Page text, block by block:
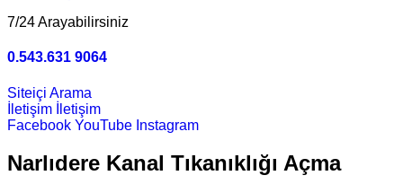
7/24 Arayabilirsiniz
0.543.631 9064
Siteiçi Arama
İletişim
İletişim
Facebook YouTube Instagram
Narlıdere Kanal Tıkanıklığı Açma